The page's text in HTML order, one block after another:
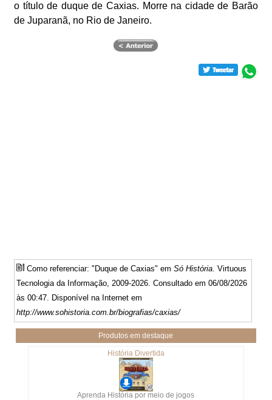
o título de duque de Caxias. Morre na cidade de Barão
de Juparanã, no Rio de Janeiro.
Como referenciar: "Duque de Caxias" emSó História. Virtuous
Tecnologia da Informação, 2009-2026. Consultado em 06/08/2026
às 00:47. Disponível na Internet em
http://www.sohistoria.com.br/biografias/caxias/
Produtos em destaque
História Divertida
Aprenda História por meio de jogos